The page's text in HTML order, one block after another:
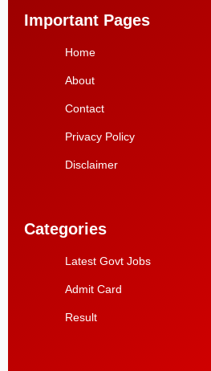
Important Pages
Home
About
Contact
Privacy Policy
Disclaimer
Categories
Latest Govt Jobs
Admit Card
Result